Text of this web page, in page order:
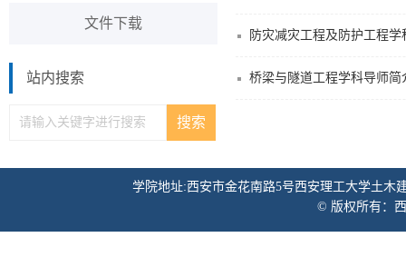
文件下载
站内搜索
防灾减灾工程及防护工程学
桥梁与隧道工程学科导师简
学院地址:西安市金花南路5号西安理工大学土木
© 版权所有：